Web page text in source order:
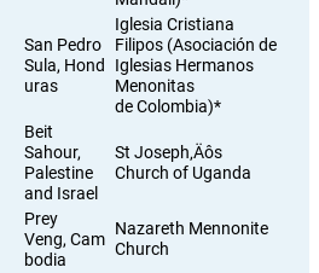
San Pedro
Sula, Hond
uras
Iglesia Cristiana
Filipos (Asociación de
Iglesias Hermanos
Menonitas
de Colombia)*
Beit
Sahour,
Palestine
and Israel
St Joseph‚Äôs
Church of Uganda
Prey
Veng, Cam
bodia
Nazareth Mennonite
Church